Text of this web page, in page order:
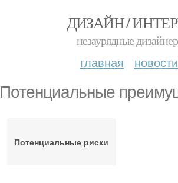
ДИЗАЙН /
незаурядные
главная новости
Потенциальные
Потенциальные риски